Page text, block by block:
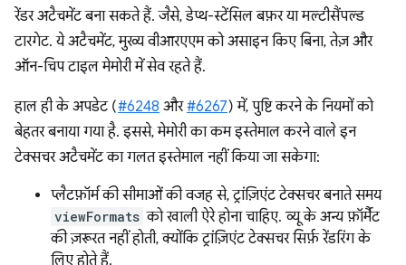
रेंडर अटैचमेंट बना सकते हैं. जैसे, डेप्थ-स्टेंसिल बफ़र या मल्टीसैंपल्ड
टारगेट. ये अटैचमेंट, मुख्य वीआरएएम को असाइन किए बिना, तेज़ और
ऑन-चिप टाइल मेमोरी में सेव रहते हैं.
हाल ही के अपडेट (#6248 और#6267) में, पुष्टि करने के नियमों को
बेहतर बनाया गया है. इससे, मेमोरी का कम इस्तेमाल करने वाले इन
टेक्सचर अटैचमेंट का गलत इस्तेमाल नहीं किया जा सकेगा:
प्लैटफ़ॉर्म की सीमाओं की वजह से, ट्रांज़िएंट टेक्सचर बनाते समय
viewFormats को खाली ऐरे होना चाहिए. व्यू के अन्य फ़ॉर्मैट
की ज़रूरत नहीं होती, क्योंकि ट्रांज़िएंट टेक्सचर सिर्फ़ रेंडरिंग के
लिए होते हैं.